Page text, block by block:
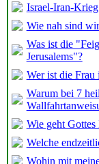
Israel-Iran-
Wie nah sind
Was ist die
Jerusalems"?
Wer ist die Frau
Warum bei 7
Wie geht
Welche
Wohin mit